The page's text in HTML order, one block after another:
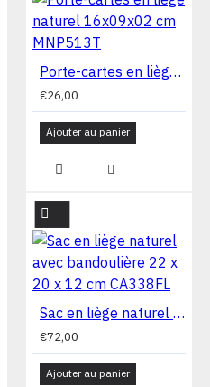
Porte-cartes en liège naturel 16x09x02 cm MNP513T
€26,00
Ajouter au panier
Sac en liège naturel avec bandoulière 22 x 20 x 12 cm CA338FL
€72,00
Ajouter au panier